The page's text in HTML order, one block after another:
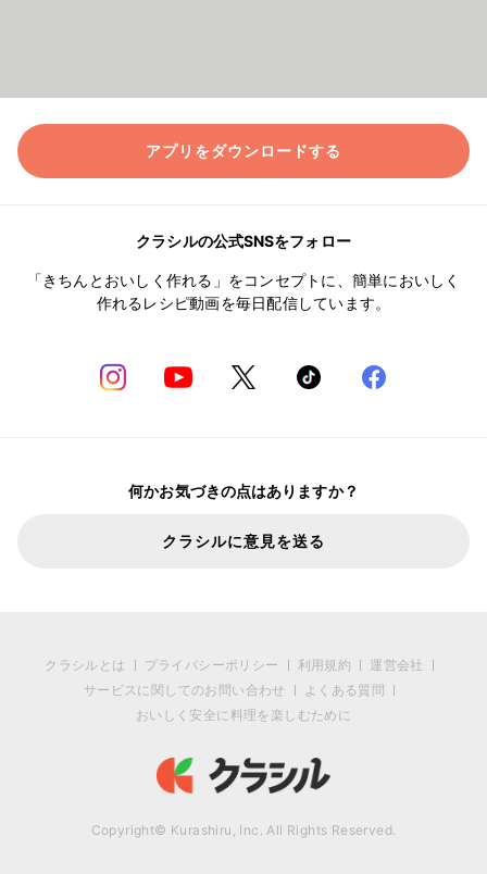
アプリをダウンロードする
クラシルの公式SNSをフォロー
「きちんとおいしく作れる」をコンセプトに、簡単においしく
作れるレシピ動画を毎日配信しています。
何かお気づきの点はありますか？
クラシルに意見を送る
クラシルとは プライバシーポリシー 利用規約
運営会社
サービスに関してのお問い合わせ
よくある質問
おいしく安全に料理を楽しむために
Copyright© Kurashiru, Inc. All Rights Reserved.